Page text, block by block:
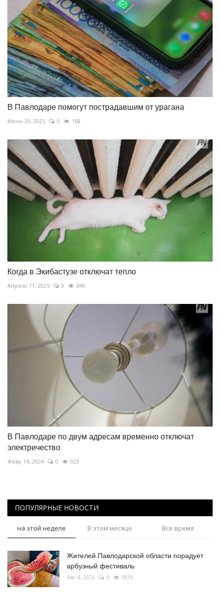
В Павлодаре помогут пострадавшим от урагана
Июнь 20, 2025 0 168
Когда в Экибастузе отключат тепло
Апрель 11, 2025 0 646
В Павлодаре по двум адресам временно отключат
электричество
Февр 14, 2024 0 923
ПОПУЛЯРНЫЕ НОВОСТИ
на этой неделе В этом месяце Все время
Жителей Павлодарской области порадует
арбузный фестиваль
Авг 4, 2026 0 1835